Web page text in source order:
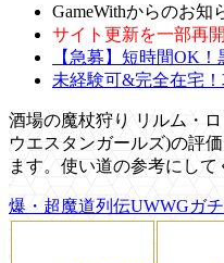
GameWithからのお知
サイト更新を一部再
【急募】短時間OK
未経験可&完全在宅
酒場の魔杖狩り リルム・
ウエスタンガールズ)の評
ます。使い道の参考にして
爆・超魔道列伝UWWGガ